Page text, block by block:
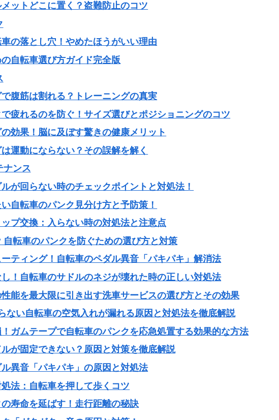
ットどこに置く？盗難防止のコツ
の落とし穴！やめたほうがいい理由
自転車選び方ガイド完全版
腹筋は割れる？トレーニングの真実
疲れるのを防ぐ！サイズ選びとポジショニングのコツ
効果！脳に及ぼす驚きの健康メリット
運動にならない？その誤解を解く
ナンス
が回らない時のチェックポイントと対処法！
自転車のパンク見分け方と予防策！
プ交換：入らない時の対処法と注意点
転車のパンクを防ぐための選び方と対策
ーティング！自転車のペダル異音「パキパキ」解消法
！自転車のサドルのネジが壊れた時の正しい対処法
能を最大限に引き出す洗車サービスの選び方とその効果
ない自転車の空気入れが漏れる原因と対処法を徹底解説
ガムテープで自転車のパンクを応急処置する効果的な方法
が固定できない？原因と対策を徹底解説
異音「パキパキ」の原因と対処法
法：自転車を押して歩くコツ
寿命を延ばす！走行距離の秘訣